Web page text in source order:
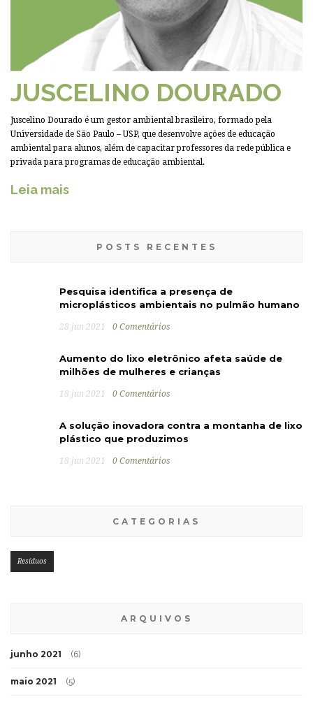
JUSCELINO DOURADO
Juscelino Dourado é um gestor ambiental brasileiro, formado pela
Universidade de São Paulo – USP, que desenvolve ações de educação
ambiental para alunos, além de capacitar professores da rede pública e
privada para programas de educação ambiental.
Leia mais
POSTS RECENTES
Pesquisa identifica a presença de
microplásticos ambientais no pulmão humano
28 jun 2021 0 Comentários
Aumento do lixo eletrônico afeta saúde de
milhões de mulheres e crianças
18 jun 2021 0 Comentários
A solução inovadora contra a montanha de lixo
plástico que produzimos
18 jun 2021 0 Comentários
CATEGORIAS
Resíduos
ARQUIVOS
junho 2021 (6)
maio 2021 (5)